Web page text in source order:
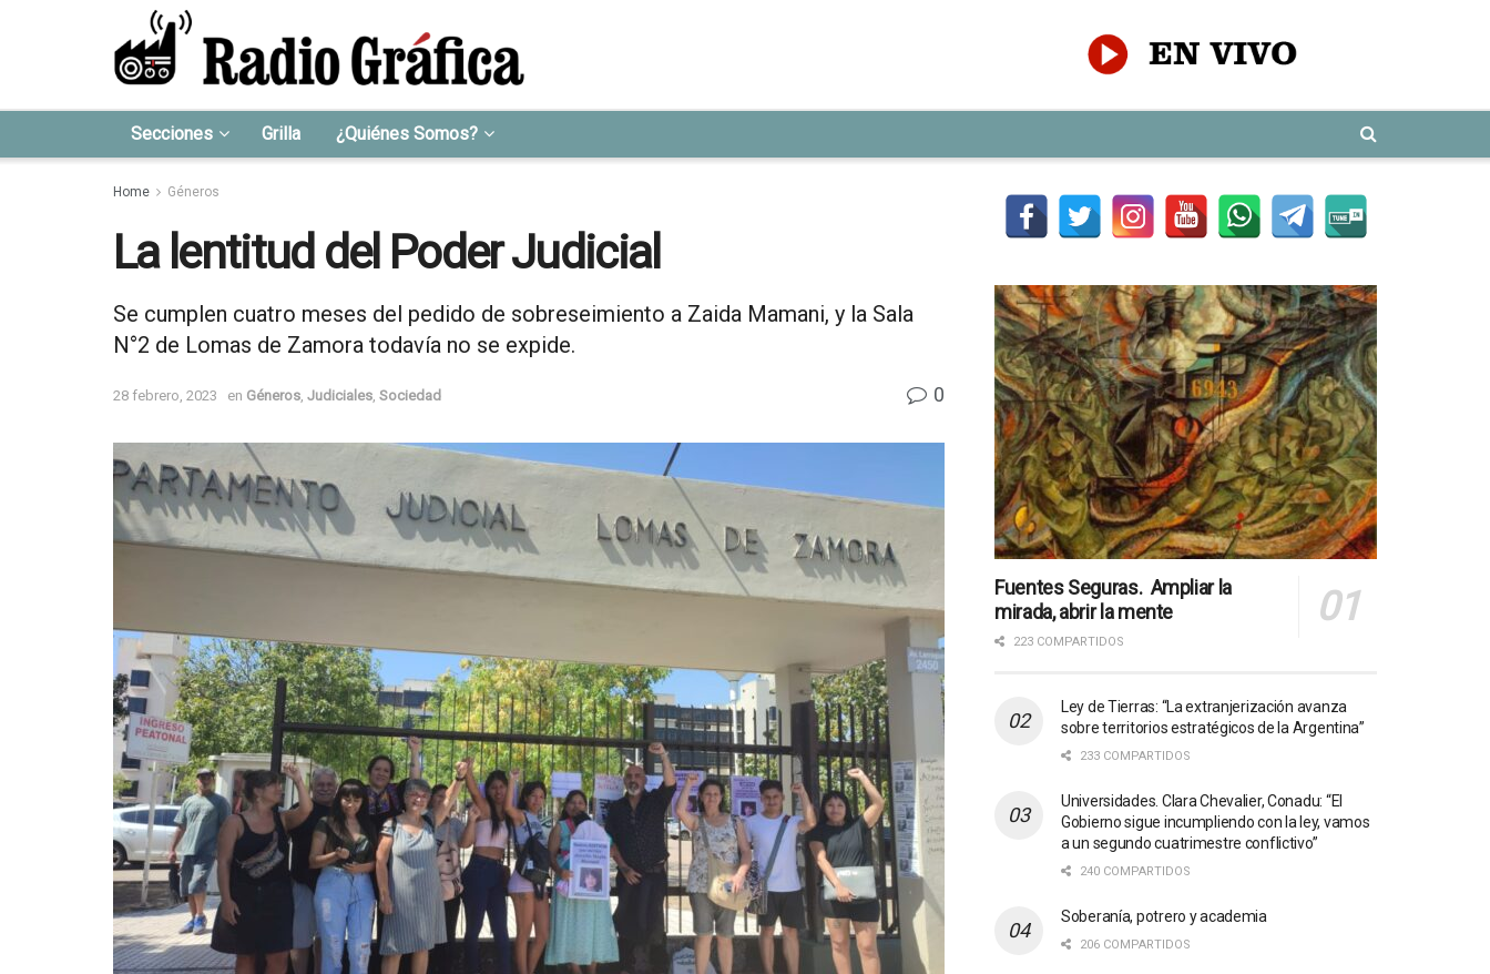
Secciones Grilla ¿Quiénes Somos?
Home Géneros
La lentitud del Poder Judicial
Se cumplen cuatro meses del pedido de sobreseimiento a Zaida Mamani, y la Sala
N°2 de Lomas de Zamora todavía no se expide.
28 febrero, 2023 en Géneros Judiciales Sociedad 0
Fuentes Seguras. Ampliar la
mirada, abrir la mente
223 COMPARTIDOS
Ley de Tierras: “La extranjerización avanza
sobre territorios estratégicos de la Argentina”
233 COMPARTIDOS
Universidades. Clara Chevalier, Conadu: “El
Gobierno sigue incumpliendo con la ley, vamos
a un segundo cuatrimestre conflictivo”
240 COMPARTIDOS
Soberanía, potrero y academia
206 COMPARTIDOS